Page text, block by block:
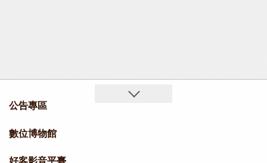
公告專區
數位博物館